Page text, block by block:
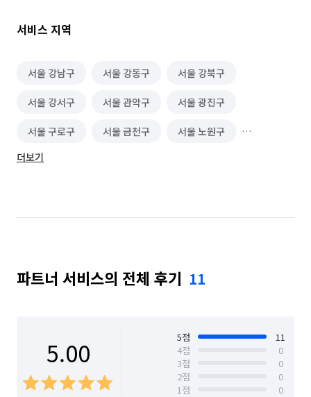
서비스 지역
서울 강남구 서울 강동구 서울 강북구
서울 강서구 서울 관악구 서울 광진구
서울 구로구 서울 금천구 서울 노원구
서울 도봉구
서울 성동구 서울 성북구 서울 송파구
서울 은평구 서울 종로구 서울 중구
더보기
파트너 서비스의 전체 후기 11
5.00 5점
11
4점
0
3점
0
2점
0
1점
0